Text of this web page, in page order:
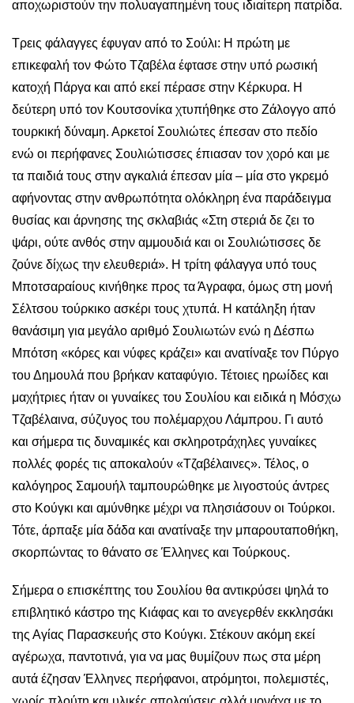
αποχωριστούν την πολυαγαπημένη τους ιδιαίτερη πατρίδα.
Τρεις φάλαγγες έφυγαν από το Σούλι: Η πρώτη με
επικεφαλή τον Φώτο Τζαβέλα έφτασε στην υπό ρωσική
κατοχή Πάργα και από εκεί πέρασε στην Κέρκυρα. Η
δεύτερη υπό τον Κουτσονίκα χτυπήθηκε στο Ζάλογγο από
τουρκική δύναμη. Αρκετοί Σουλιώτες έπεσαν στο πεδίο
ενώ οι περήφανες Σουλιώτισσες έπιασαν τον χορό και με
τα παιδιά τους στην αγκαλιά έπεσαν μία – μία στο γκρεμό
αφήνοντας στην ανθρωπότητα ολόκληρη ένα παράδειγμα
θυσίας και άρνησης της σκλαβιάς «Στη στεριά δε ζει το
ψάρι, ούτε ανθός στην αμμουδιά και οι Σουλιώτισσες δε
ζούνε δίχως την ελευθεριά». Η τρίτη φάλαγγα υπό τους
Μποτσαραίους κινήθηκε προς τα Άγραφα, όμως στη μονή
Σέλτσου τούρκικο ασκέρι τους χτυπά. Η κατάληξη ήταν
θανάσιμη για μεγάλο αριθμό Σουλιωτών ενώ η Δέσπω
Μπότση «κόρες και νύφες κράζει» και ανατίναξε τον Πύργο
του Δημουλά που βρήκαν καταφύγιο. Τέτοιες ηρωίδες και
μαχήτριες ήταν οι γυναίκες του Σουλίου και ειδικά η Μόσχω
Τζαβέλαινα, σύζυγος του πολέμαρχου Λάμπρου. Γι αυτό
και σήμερα τις δυναμικές και σκληροτράχηλες γυναίκες
πολλές φορές τις αποκαλούν «Τζαβέλαινες». Τέλος, ο
καλόγηρος Σαμουήλ ταμπουρώθηκε με λιγοστούς άντρες
στο Κούγκι και αμύνθηκε μέχρι να πλησιάσουν οι Τούρκοι.
Τότε, άρπαξε μία δάδα και ανατίναξε την μπαρουταποθήκη,
σκορπώντας το θάνατο σε Έλληνες και Τούρκους.
Σήμερα ο επισκέπτης του Σουλίου θα αντικρύσει ψηλά το
επιβλητικό κάστρο της Κιάφας και το ανεγερθέν εκκλησάκι
της Αγίας Παρασκευής στο Κούγκι. Στέκουν ακόμη εκεί
αγέρωχα, παντοτινά, για να μας θυμίζουν πως στα μέρη
αυτά έζησαν Έλληνες περήφανοι, ατρόμητοι, πολεμιστές,